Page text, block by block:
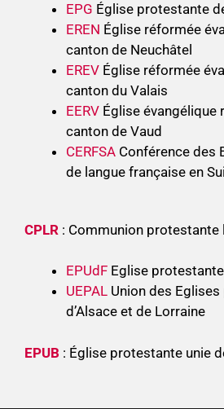
EPG Église protestante
EREN Église réformée
canton de Neuchâtel
EREV Église réformée
canton du Valais
EERV Église évangélique
canton de Vaud
CERFSA Conférence des
de langue française en
CPLR : Communion
EPUdF Eglise
UEPAL Union des
d’Alsace et de Lorraine
EPUB : Église protestante unie